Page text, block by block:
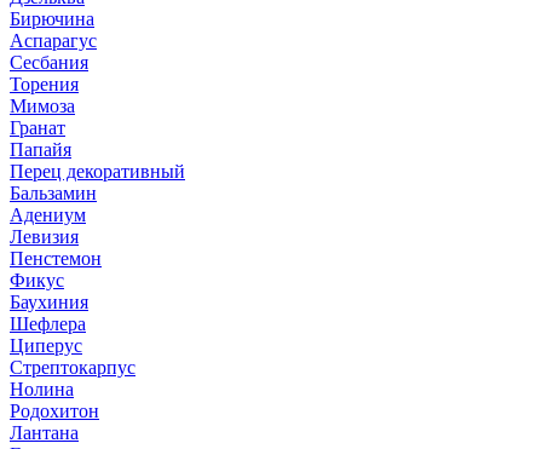
Бирючина
Аспарагус
Сесбания
Торения
Мимоза
Гранат
Папайя
Перец декоративный
Бальзамин
Адениум
Левизия
Пенстемон
Фикус
Баухиния
Шефлера
Циперус
Стрептокарпус
Нолина
Родохитон
Лантана